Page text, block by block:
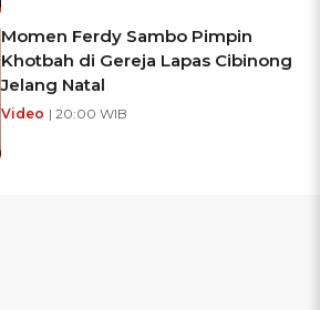
Momen Ferdy Sambo Pimpin
Khotbah di Gereja Lapas Cibinong
Jelang Natal
Video | 20:00 WIB